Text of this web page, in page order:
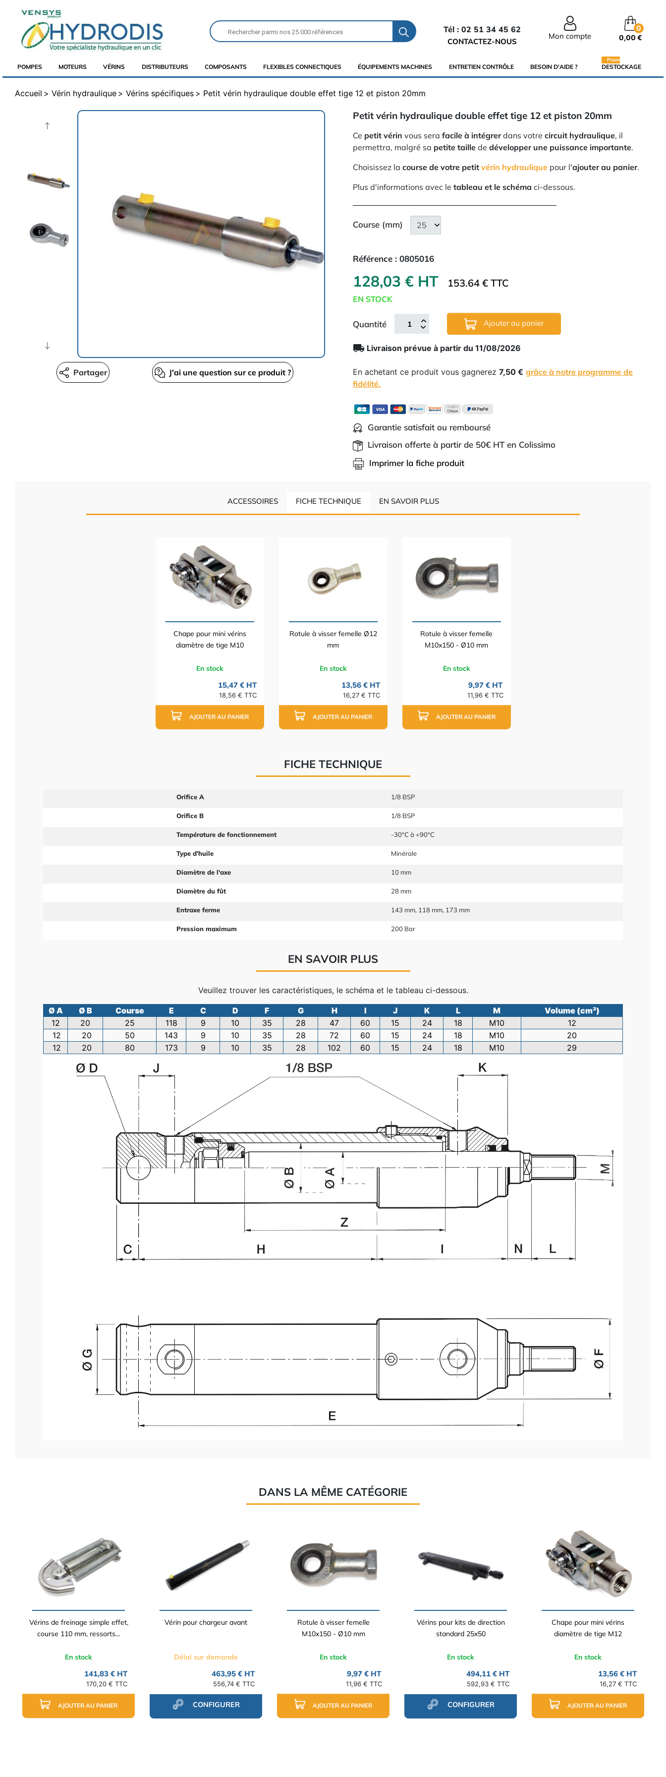
Tél : 02 51 34 45 62
CONTACTEZ-NOUS
Mon compte
0
0,00 €
POMPES MOTEURS VÉRINS DISTRIBUTEURS COMPOSANTS FLEXIBLES CONNECTIQUES ÉQUIPEMENTS MACHINES ENTRETIEN CONTRÔLE BESOIN D'AIDE ? DESTOCKAGE
Promo
Accueil Vérin hydraulique Vérins spécifiques Petit vérin hydraulique double effet tige 12 et piston 20mm
J'ai une question sur ce produit ?
Partager
Petit vérin hydraulique double effet tige 12 et piston 20mm
Ce petit vérin vous sera facile à intégrerdans votre circuit hydraulique, il
permettra, malgré sa petite taille de développer une puissance importante.
Choisissez la course de votre petit vérin hydraulique pour l'ajouter au panier.
Plus d'informations avec le tableau et le schéma ci-dessous.
Course (mm)
Référence : 0805016
128,03 € HT 153.64 € TTC
EN STOCK
Quantité Ajouter au panier
local_shipping Livraison prévue à partir du 11/08/2026
En achetant ce produit vous gagnerez 7,50 € grâce à notre programme de
fidélité.
Garantie satisfait ou remboursé
Livraison offerte à partir de 50€ HT en Colissimo
Imprimer la fiche produit
ACCESSOIRES FICHE TECHNIQUE EN SAVOIR PLUS
Chape pour mini vérins
diamètre de tige M10
En stock
15,47 € HT
18,56 € TTC
AJOUTER AU PANIER
Rotule à visser femelle Ø12
mm
En stock
13,56 € HT
16,27 € TTC
AJOUTER AU PANIER
Rotule à visser femelle
M10x150 - Ø10 mm
En stock
9,97 € HT
11,96 € TTC
AJOUTER AU PANIER
FICHE TECHNIQUE
Orifice A 1/8 BSP
Orifice B 1/8 BSP
Température de fonctionnement -30°C à +90°C
Type d'huile Minérale
Diamètre de l'axe 10 mm
Diamètre du fût 28 mm
Entraxe ferme 143 mm, 118 mm, 173 mm
Pression maximum 200 Bar
EN SAVOIR PLUS
Veuillez trouver les caractéristiques, le schéma et le tableau ci-dessous.
Ø A Ø B Course E C D F G H I J K L M
Volume (cm³)
12
20 25 118 9 10 35 28 47 60 15 24 18 M10
12
12
20 50 143 9 10 35 28 72 60 15 24 18 M10
20
12
20 80 173 9 10 35 28 102 60 15 24 18 M10 29
DANS LA MÊME CATÉGORIE
Vérins de freinage simple effet,
course 110 mm, ressorts...
En stock
141,83 € HT
170,20 € TTC
AJOUTER AU PANIER
Vérin pour chargeur avant
Délai sur demande
463,95 € HT
556,74 € TTC
CONFIGURER
Rotule à visser femelle
M10x150 - Ø10 mm
En stock
9,97 € HT
11,96 € TTC
AJOUTER AU PANIER
Vérins pour kits de direction
standard 25x50
En stock
494,11 € HT
592,93 € TTC
CONFIGURER
Chape pour mini vérins
diamètre de tige M12
En stock
13,56 € HT
16,27 € TTC
AJOUTER AU PANIER